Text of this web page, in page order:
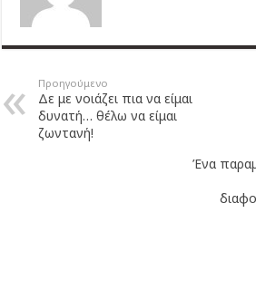
Προηγούμενο
Δε με νοιάζει πια να είμαι
δυνατή… θέλω να είμαι
ζωντανή!
Ένα